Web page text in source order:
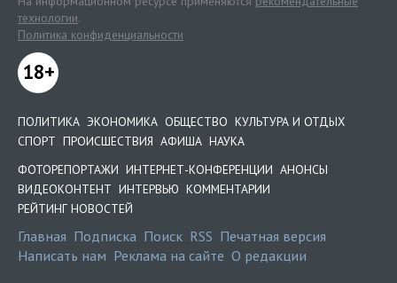
технологии.
Политика конфиденциальности
18+
ПОЛИТИКА ЭКОНОМИКА ОБЩЕСТВО КУЛЬТУРА И ОТДЫХ
СПОРТ ПРОИСШЕСТВИЯ АФИША НАУКА
ФОТОРЕПОРТАЖИ ИНТЕРНЕТ-КОНФЕРЕНЦИИ АНОНСЫ
ВИДЕОКОНТЕНТ ИНТЕРВЬЮ КОММЕНТАРИИ
РЕЙТИНГ НОВОСТЕЙ
Главная Подписка Поиск RSS Печатная версия
Написать нам Реклама на сайте О редакции